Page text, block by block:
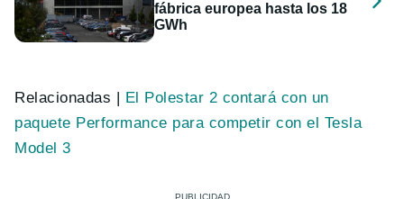
fábrica europea hasta los 18
GWh
Relacionadas |
El Polestar 2 contará con un
paquete Performance para competir con el Tesla
Model 3